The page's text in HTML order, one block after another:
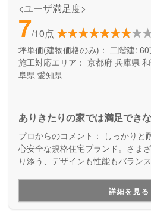
<ユーザ満足度>
7/10点
坪単価(建物価格のみ)： 二階建:
施工対応エリア： 京都府 兵庫県
阜県 愛知県
ありきたりの家では満足でき
プロからのコメント：
しっかりと
心安全な規格住宅ブランド。さま
り添う、デザインも性能もバラン
詳細を見る